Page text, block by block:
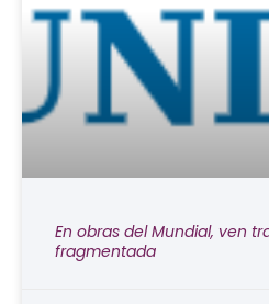
En obras del Mundial, ven
fragmentada